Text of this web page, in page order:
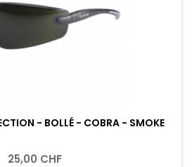
- BOLLÉ - COBRA - SMOKE
25,00 CHF